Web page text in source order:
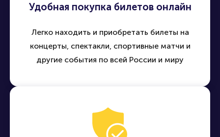
Удобная покупка билетов онлайн
Легко находить и приобретать билеты на
концерты, спектакли, спортивные матчи и
другие события по всей России и миру